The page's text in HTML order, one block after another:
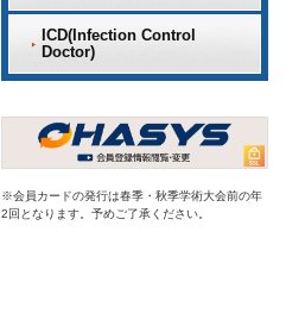
ICD(Infection Control
Doctor)
※会員カードの発行は春季・秋季学術大会前の年
2回となります。予めご了承ください。